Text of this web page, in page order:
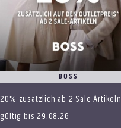
BOSS
20% zusätzlich ab 2 Sale Artikeln
gültig bis 29.08.26